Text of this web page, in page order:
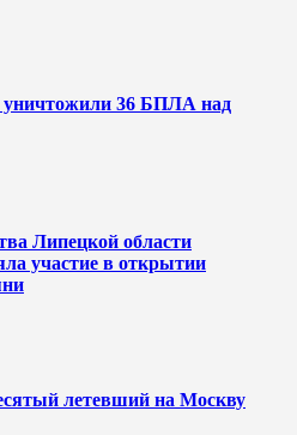
уничтожили 36 БПЛА над
Липецкой области
участие в открытии
летевший на Москву